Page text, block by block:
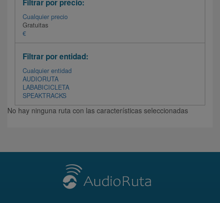
Filtrar por precio:
Cualquier precio
Gratuitas
€
Filtrar por entidad:
Cualquier entidad
AUDIORUTA
LABABICICLETA
SPEAKTRACKS
No hay ninguna ruta con las características seleccionadas